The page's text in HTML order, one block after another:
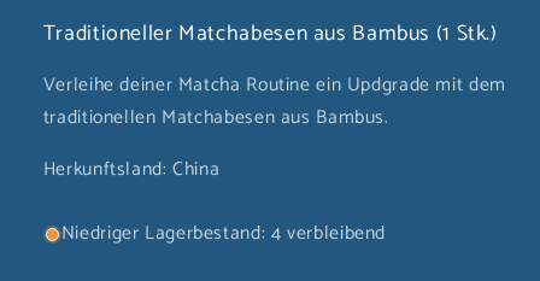
Traditioneller Matchabesen aus Bambus (1 Stk.)
Verleihe deiner Matcha Routine ein Updgrade mit dem
traditionellen Matchabesen aus Bambus.
Herkunftsland: China
Niedriger Lagerbestand: 4 verbleibend